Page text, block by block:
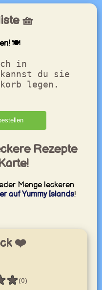
🧺
🍽️
in
du sie
legen.
Rezepte
Menge leckeren
auf Yummy Islands!
❤️
★
/ 5 (0)